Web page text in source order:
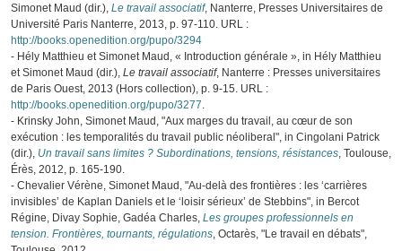
Simonet Maud (dir.), Le travail associatif, Nanterre, Presses Universitaires de
Université Paris Nanterre, 2013, p. 97-110. URL :
http://books.openedition.org/pupo/3294
- Hély Matthieu et Simonet Maud, « Introduction générale », in Hély Matthieu
et Simonet Maud (dir.), Le travail associatif, Nanterre : Presses universitaires
de Paris Ouest, 2013 (Hors collection), p. 9‑15. URL :
http://books.openedition.org/pupo/3277.
- Krinsky John, Simonet Maud, "Aux marges du travail, au cœur de son
exécution : les temporalités du travail public néoliberal", in Cingolani Patrick
(dir.), Un travail sans limites ? Subordinations, tensions, résistances, Toulouse,
Érès, 2012, p. 165-190.
- Chevalier Vérène, Simonet Maud, "Au-delà des frontières : les ‘carrières
invisibles’ de Kaplan Daniels et le ‘loisir sérieux’ de Stebbins", in Bercot
Régine, Divay Sophie, Gadéa Charles, Les groupes professionnels en
tension. Frontières, tournants, régulations, Octarès, "Le travail en débats",